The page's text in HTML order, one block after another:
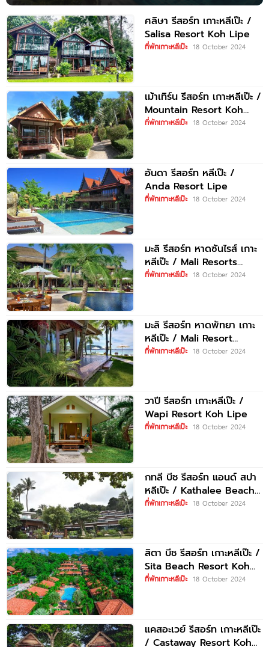
ศลิษา รีสอร์ท เกาะหลีเป๊ะ /
Salisa Resort Koh Lipe
ที่พักเกาะหลีเป๊ะ 18 October 2024
เม้าเทิร์น รีสอร์ท เกาะหลีเป๊ะ /
Mountain Resort Koh
Lipe
ที่พักเกาะหลีเป๊ะ 18 October 2024
อันดา รีสอร์ท หลีเป๊ะ /
Anda Resort Lipe
ที่พักเกาะหลีเป๊ะ 18 October 2024
มะลิ รีสอร์ท หาดซันไรส์ เกาะ
หลีเป๊ะ / Mali Resorts
Sunrise Beach Koh
ที่พักเกาะหลีเป๊ะ 18 October 2024
มะลิ รีสอร์ท หาดพัทยา เกาะ
หลีเป๊ะ / Mali Resort
Pattaya Beach Koh
ที่พักเกาะหลีเป๊ะ 18 October 2024
วาปี รีสอร์ท เกาะหลีเป๊ะ /
Wapi Resort Koh Lipe
ที่พักเกาะหลีเป๊ะ 18 October 2024
กทลี บีช รีสอร์ท แอนด์ สปา
หลีเป๊ะ / Kathalee Beach
Resort
ที่พักเกาะหลีเป๊ะ 18 October 2024
สิตา บีช รีสอร์ท เกาะหลีเป๊ะ /
Sita Beach Resort Koh
Lipe
ที่พักเกาะหลีเป๊ะ 18 October 2024
แคสอะเวย์ รีสอร์ท เกาะหลีเป๊ะ
/ Castaway Resort Koh